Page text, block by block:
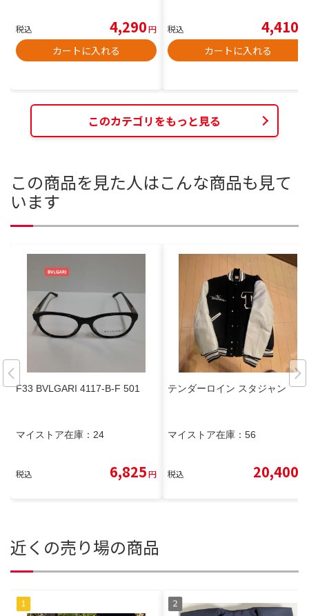
税込 4,290円
カートに入れる
税込 4,410
カートに入れる
このカテゴリをもっと見る
この商品を見た人はこんな商品も見て
います
F33 BVLGARI 4117-B-F 501
マイストア在庫： 24
税込 6,825円
テンダーロイン スタジャン
マイストア在庫： 56
税込 20,400
近くの売り場の商品